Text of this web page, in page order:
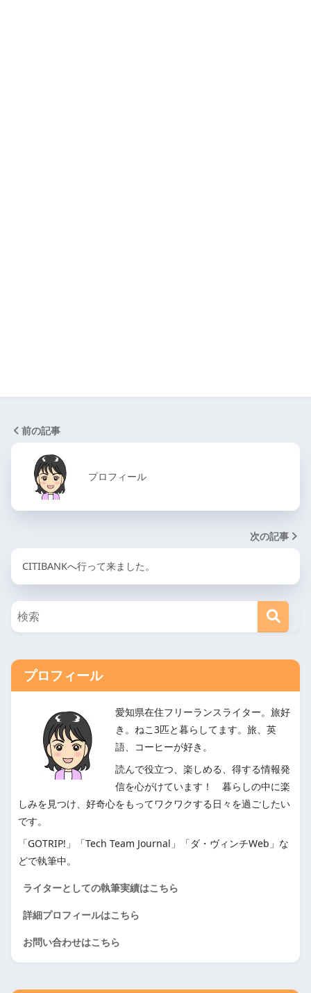
前の記事
プロフィール
次の記事
CITIBANKへ行って来ました。
プロフィール
愛知県在住フリーランスライター。旅好
き。ねこ3匹と暮らしてます。旅、英
語、コーヒーが好き。
読んで役立つ、楽しめる、得する情報発
信を心がけています！ 暮らしの中に楽
しみを見つけ、好奇心をもってワクワクする日々を過ごしたい
です。
「GOTRIP!」「Tech Team Journal」「ダ・ヴィンチWeb」な
どで執筆中。
ライターとしての執筆実績はこちら
詳細プロフィールはこちら
お問い合わせはこちら